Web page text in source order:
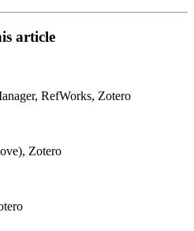
article
RefWorks, Zotero
Zotero